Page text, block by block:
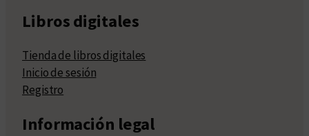
Libros digitales
Tienda de libros digitales
Inicio de sesión
Registro
Información legal